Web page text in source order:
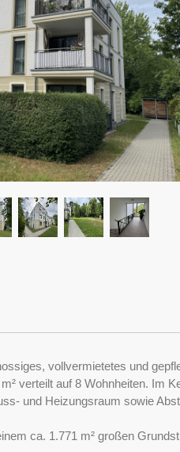
vollvermietetes und
verteilt auf 8 Wohnheiten. Im
und Heizungsraum sowie
ca. 1.771 m² großen